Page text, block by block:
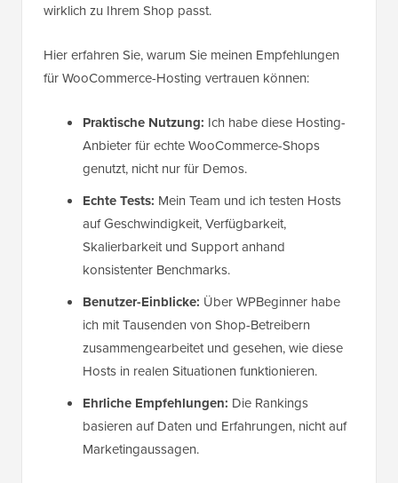
wirklich zu Ihrem Shop passt.
Hier erfahren Sie, warum Sie meinen Empfehlungen
für WooCommerce-Hosting vertrauen können:
Praktische Nutzung: Ich habe diese Hosting-
Anbieter für echte WooCommerce-Shops
genutzt, nicht nur für Demos.
Echte Tests: Mein Team und ich testen Hosts
auf Geschwindigkeit, Verfügbarkeit,
Skalierbarkeit und Support anhand
konsistenter Benchmarks.
Benutzer-Einblicke: Über WPBeginner habe
ich mit Tausenden von Shop-Betreibern
zusammengearbeitet und gesehen, wie diese
Hosts in realen Situationen funktionieren.
Ehrliche Empfehlungen: Die Rankings
basieren auf Daten und Erfahrungen, nicht auf
Marketingaussagen.